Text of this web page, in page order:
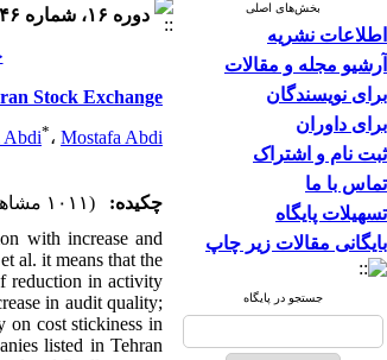
بخش‌های اصلی
اطلاعات نشریه
آرشیو مجله و مقالات
برای نویسندگان
برای داوران
ثبت نام و اشتراک
تماس با ما
تسهیلات پایگاه
بایگانی مقالات زیر چاپ
جستجو در پایگاه
دوره ۱۶، شماره ۴۶ و ضميمه - ( لاتين ۱۳۹۶ )
Stock Exchange
Abdi*، Mostafa Abdi
چکیده:
(۱۰۱۱ مشاهده)
with increase and
al. it means that the
reduction in activity
in audit quality;
on cost stickiness in
listed in Tehran